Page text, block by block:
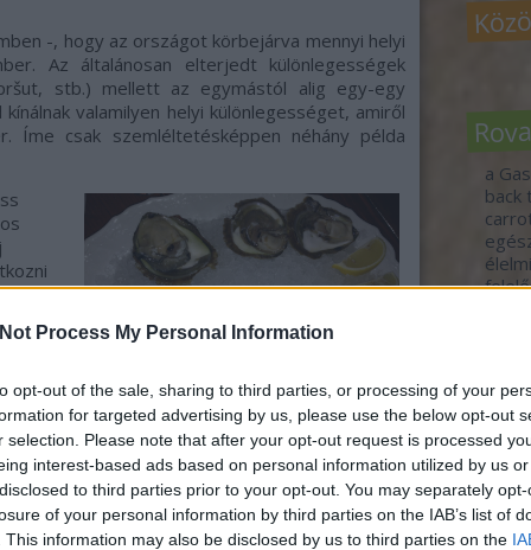
Process My Personal Information
opt-out of the sale, sharing to third parties, or processing of your
for targeted advertising by us, please use the below opt-out
selection. Please note that after your opt-out request is processed
interest-based ads based on personal information utilized by us
to third parties prior to your opt-out. You may separately
of your personal information by third parties on the IAB’s list of
This information may also be disclosed by us to third parties on the
-, hogy az országot körbejárva mennyi helyi
Az általánosan elterjedt különlegességek
stb.) mellett az egymástól alig egy-egy
valamilyen helyi különlegességet, amiről
Íme csak szemléltetésképpen néhány példa
osztriga (kb 400 HUF/darab)
hogy ezt nem kóstoltuk?)
a
back
fogj
tour
zöld
zöld